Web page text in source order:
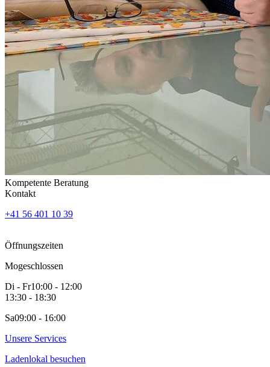
Kompetente Beratung
Kontakt
+41 56 401 10 39
Öffnungszeiten
Mogeschlossen
Di - Fr10:00 - 12:00
13:30 - 18:30
Sa09:00 - 16:00
Unsere Services
Ladenlokal besuchen